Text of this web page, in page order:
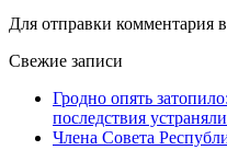
Для отправки комментария
Свежие записи
Гродно опять
последствия
Члена Совета